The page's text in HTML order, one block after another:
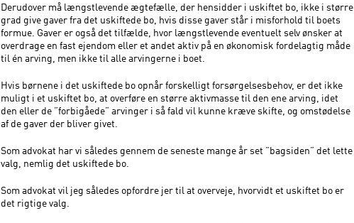
Derudover må længstlevende ægtefælle, der hensidder i uskiftet bo, ikke i større
grad give gaver fra det uskiftede bo, hvis disse gaver står i misforhold til boets
formue. Gaver er også det tilfælde, hvor længstlevende eventuelt selv ønsker at
overdrage en fast ejendom eller et andet aktiv på en økonomisk fordelagtig måde
til én arving, men ikke til alle arvingerne i boet.
Hvis børnene i det uskiftede bo opnår forskelligt forsørgelsesbehov, er det ikke
muligt i et uskiftet bo, at overføre en større aktivmasse til den ene arving, idet
den eller de ”forbigåede” arvinger i så fald vil kunne kræve skifte, og omstødelse
af de gaver der bliver givet.
Som advokat har vi således gennem de seneste mange år set ”bagsiden” det lette
valg, nemlig det uskiftede bo.
Som advokat vil jeg således opfordre jer til at overveje, hvorvidt et uskiftet bo er
det rigtige valg.